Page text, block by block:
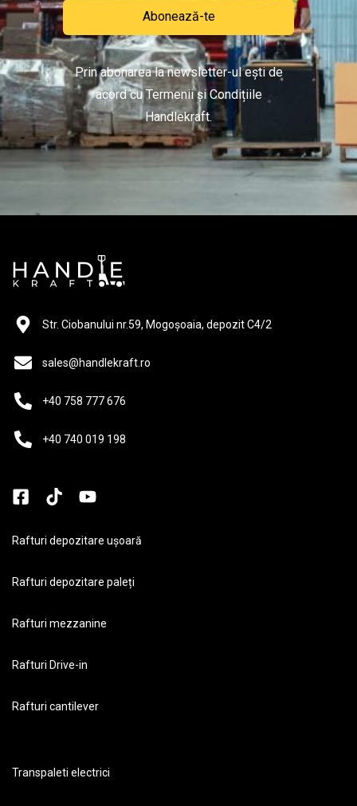
Abonează-te
Prin abonarea la newsletter-ul ești de
acord cu Termenii și Condițiile
Handlekraft.
Str. Ciobanului nr.59, Mogoșoaia, depozit C4/2
sales@handlekraft.ro
+40 758 777 676
+40 740 019 198
Rafturi depozitare ușoară
Rafturi depozitare paleți
Rafturi mezzanine
Rafturi Drive-in
Rafturi cantilever
Transpaleti electrici